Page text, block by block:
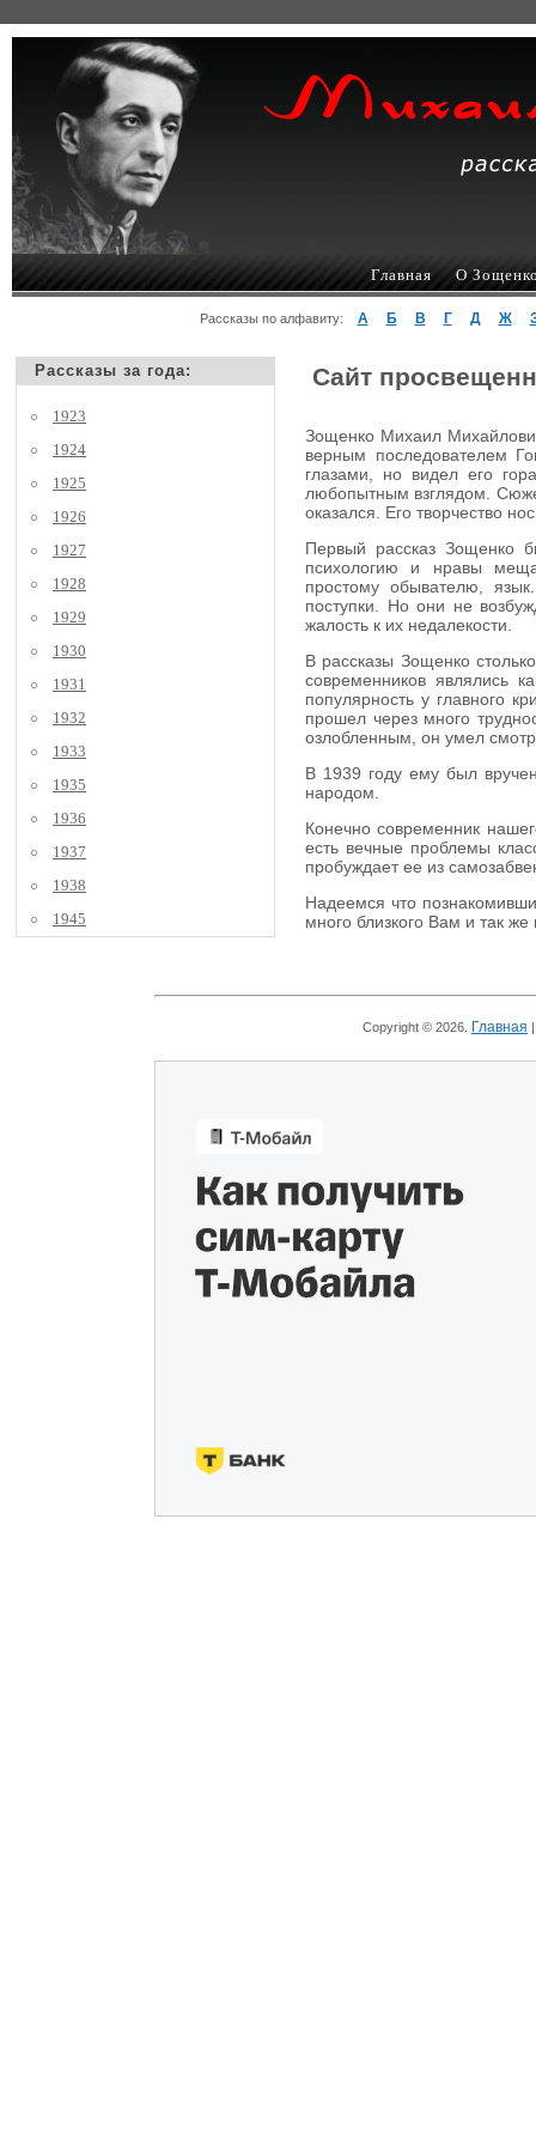
Главная О
Рассказы по алфавиту: А Б В Г Д Ж
Рассказы за года:
1923
1924
1925
1926
1927
1928
1929
1930
1931
1932
1933
1935
1936
1937
1938
1945
Сайт
Зощенко Михаил
верным последователем
глазами, но видел его
любопытным взглядом.
оказался. Его творчество
Первый рассказ Зощенко
психологию и нравы
простому обывателю,
поступки. Но они не
жалость к их недалекости.
В рассказы Зощенко
современников являлись
популярность у главного
прошел через много
озлобленным, он умел
В 1939 году ему был
народом.
Конечно современник
есть вечные проблемы
пробуждает ее из
Надеемся что
много близкого Вам и так
Copyright © 2026. Главная